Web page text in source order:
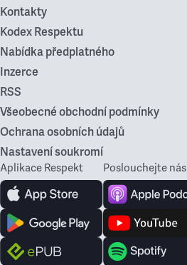
Kontakty
Kodex Respektu
Nabídka předplatného
Inzerce
RSS
Všeobecné obchodní podmínky
Ochrana osobních údajů
Nastavení soukromí
Aplikace Respekt Poslouchejte nás